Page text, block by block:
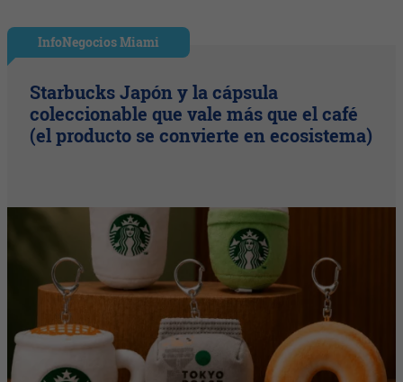
InfoNegocios Miami
Starbucks Japón y la cápsula
coleccionable que vale más que el café
(el producto se convierte en ecosistema)